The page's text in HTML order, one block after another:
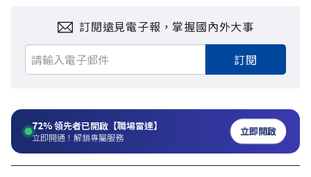
訂閱遠見電子報，掌握國內外大事
訂閱
72%領先者已開啟【職場雷達】
立即開通！解鎖專屬服務 立即開啟